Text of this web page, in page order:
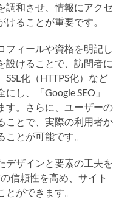
調和させ、情報にアクセ
ることが重要です。
ィールや資格を明記し
設けることで、訪問者に
化（HTTPS化）など
し、「Google SEO」
す。さらに、ユーザーの
ことで、実際の利用者か
とが可能です。
ザインと要素の工夫を
信頼性を高め、サイト
ができます。